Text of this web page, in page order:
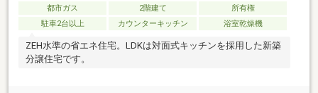
都市ガス 2階建て
所有権
駐車2台以上
カウンターキッチン 浴室乾燥機
ZEH水準の省エネ住宅。LDKは対面式キッチンを採用した新築
分譲住宅です。